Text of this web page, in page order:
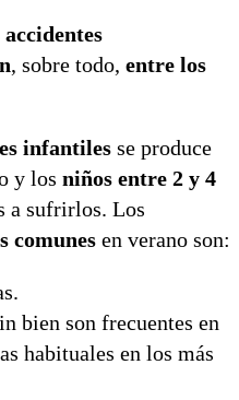
accidentes
, sobre todo, entre los
infantiles se produce
y los niños entre 2 y 4
a sufrirlos. Los
comunes en verano son:
bien son frecuentes en
habituales en los más